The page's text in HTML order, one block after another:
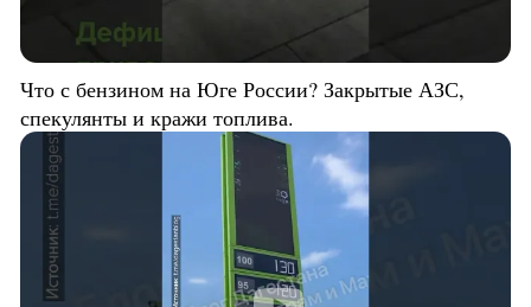
Что с бензином на Юге России? Закрытые АЗС,
спекулянты и кражи топлива.